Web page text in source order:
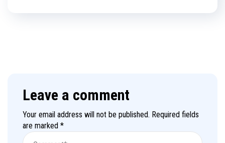
Leave a comment
Your email address will not be published. Required fields
are marked *